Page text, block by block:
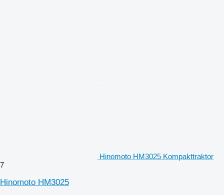
Hinomoto HM3025 Kompakttraktor
7
Hinomoto HM3025